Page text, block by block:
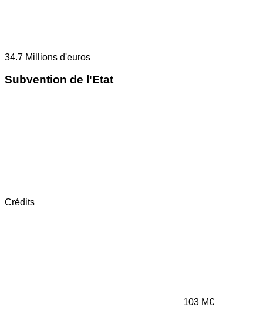
34.7 Millions d'euros
Subvention de l'Etat
Crédits
103 M€